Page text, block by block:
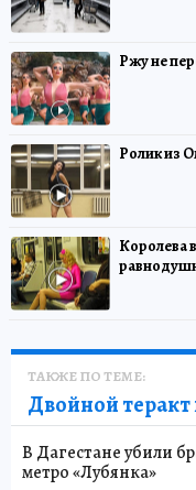
Ржу не
Ролик из
Королева
ТАКЖЕ ПО ТЕМЕ:
Двойной теракт
В Дагестане убили
метро «Лубянка»